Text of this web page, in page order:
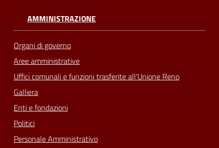
AMMINISTRAZIONE
Organi di governo
Aree amministrative
Uffici comunali e funzioni trasferite all'Unione Reno
Galliera
Enti e fondazioni
Politici
Personale Amministrativo